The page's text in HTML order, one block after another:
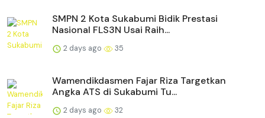
SMPN 2 Kota Sukabumi Bidik Prestasi
Nasional FLS3N Usai Raih...
2 days ago 35
Wamendikdasmen Fajar Riza Targetkan
Angka ATS di Sukabumi Tu...
2 days ago 32